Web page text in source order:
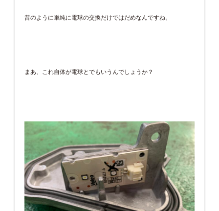
昔のように単純に電球の交換だけではだめなんですね。
まあ、これ自体が電球とでもいうんでしょうか？